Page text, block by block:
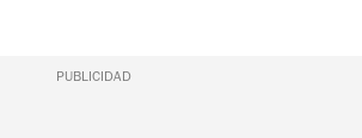
PUBLICIDAD